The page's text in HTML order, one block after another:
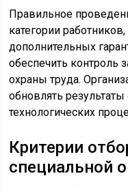
Правильное
категории
дополнительных
обеспечить контроль
охраны труда.
обновлять
технологических
Критерии
специальной